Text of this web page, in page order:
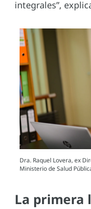
integrales”,
Dra. Raquel Lovera, ex
Ministerio de Salud
La primera